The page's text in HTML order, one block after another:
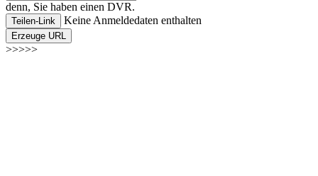
denn, Sie haben einen DVR.
Teilen-Link Keine Anmeldedaten enthalten
Erzeuge URL
>>>>>